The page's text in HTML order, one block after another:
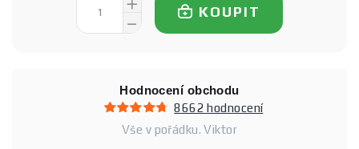
KOUPIT
Hodnocení obchodu
8662 hodnocení
Vše v pořádku. Viktor